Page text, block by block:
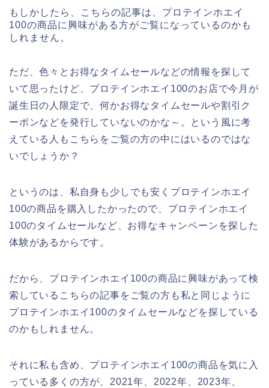
もしかしたら、こちらの記事は、プロテインホエイ
100の商品に興味がある方がご覧になっているのかも
しれません。
ただ、色々とお得なタイムセールなどの情報を探して
いて思ったけど、プロテインホエイ100のお店で今月が
誕生日の人限定で、何かお得なタイムセールや割引ク
ーポンなどを発行していないのかな～。という風に考
えている人もこちらをご覧の方の中にはいるのではな
いでしょうか？
というのは、私自身も少しでも安くプロテインホエイ
100の商品を購入したかったので、プロテインホエイ
100のタイムセールなど、お得なキャンペーンを探した
体験があるからです。
だから、プロテインホエイ100の商品に興味があって検
索しているこちらの記事をご覧の方も私と同じように
プロテインホエイ100のタイムセールなどを探している
のかもしれません。
それに私も含め、プロテインホエイ100の商品を気に入
っている多くの方が、2021年、2022年、2023年、